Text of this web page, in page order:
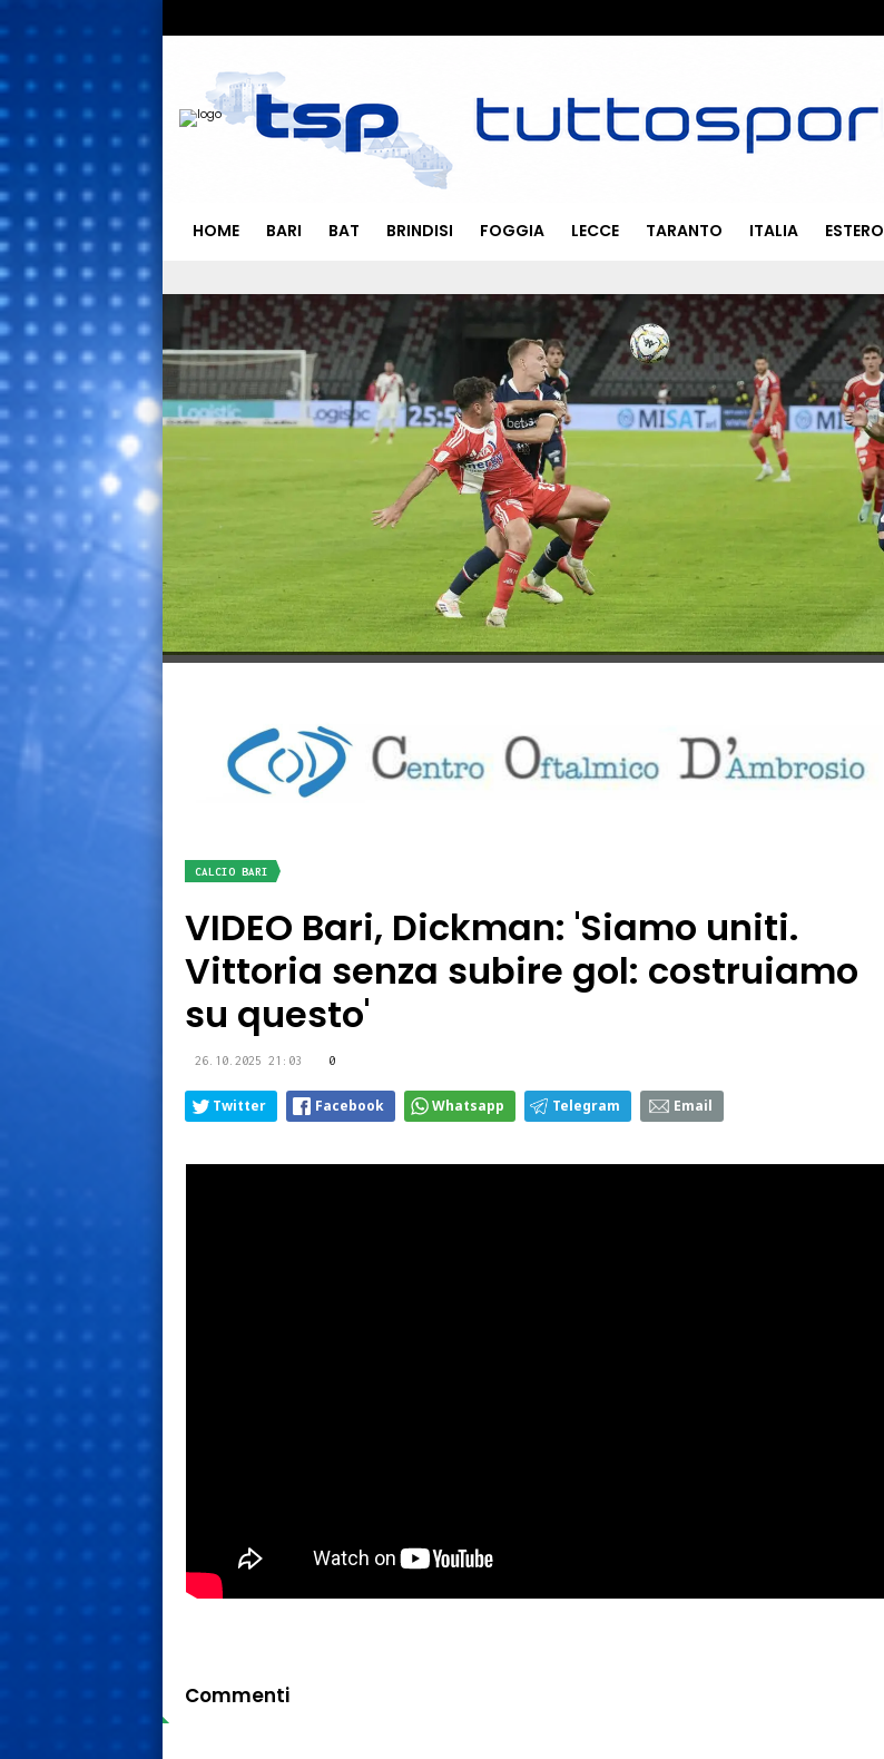
HOME BARI BAT BRINDISI FOGGIA LECCE TARANTO ITALIA ESTERO
CALCIO BARI
VIDEO Bari, Dickman: 'Siamo uniti.
Vittoria senza subire gol: costruiamo
su questo'
26.10.2025 21:03 0
Twitter Facebook Whatsapp Telegram Email
Commenti